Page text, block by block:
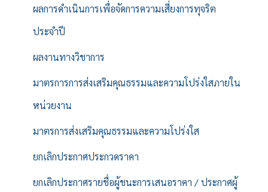
ผลการดำเนินการเพื่อจัดการความเสี่ยงการทุจริต
ประจำปี
ผลงานทางวิชาการ
มาตรการการส่งเสริมคุณธรรมและความโปร่งใสภายใน
หน่วยงาน
มาตรการส่งเสริมคุณธรรมและความโปร่งใส
ยกเลิกประกาศประกวดราคา
ยกเลิกประกาศรายชื่อผู้ชนะการเสนอราคา / ประกาศผู้